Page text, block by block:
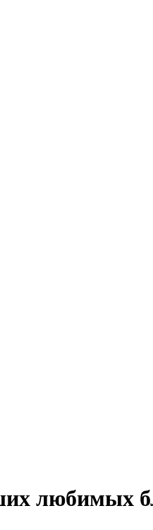
любимых